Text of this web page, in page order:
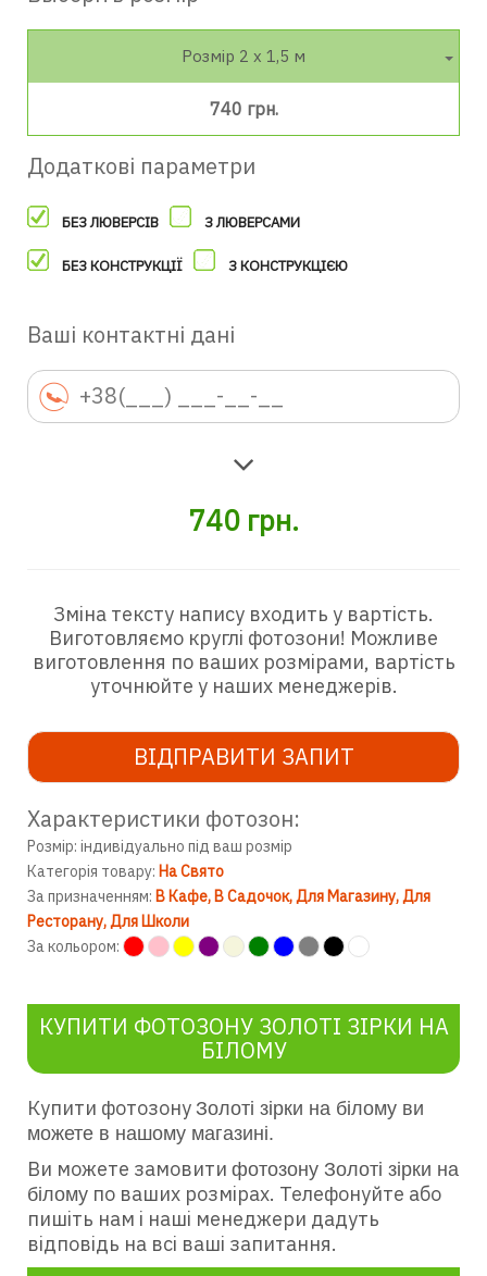
Розмір 2 х 1,5 м
740 грн.
Додаткові параметри
БЕЗ ЛЮВЕРСІВ З ЛЮВЕРСАМИ
БЕЗ КОНСТРУКЦІЇ З КОНСТРУКЦІЄЮ
Ваші контактні дані
740 грн.
Зміна тексту напису входить у вартість.
Виготовляємо круглі фотозони! Можливе
виготовлення по ваших розмірами, вартість
уточнюйте у наших менеджерів.
ВІДПРАВИТИ ЗАПИТ
Характеристики фотозон:
Розмір: індивідуально під ваш розмір
Категорія товару: На Свято
За призначенням: В Кафе В Садочок Для Магазину Для
Ресторану Для Школи
За кольором:
КУПИТИ ФОТОЗОНУ ЗОЛОТІ ЗІРКИ НА
БІЛОМУ
Купити фотозону Золоті зірки на білому ви
можете в нашому магазині.
Ви можете замовити фотозону Золоті зірки на
білому по ваших розмірах. Телефонуйте або
пишіть нам і наші менеджери дадуть
відповідь на всі ваші запитання.